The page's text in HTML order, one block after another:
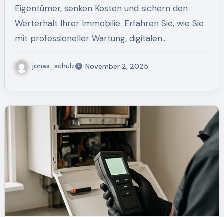
Eigentümer, senken Kosten und sichern den
Werterhalt Ihrer Immobilie. Erfahren Sie, wie Sie
mit professioneller Wartung, digitalen…
jonas_schulz November 2, 2025